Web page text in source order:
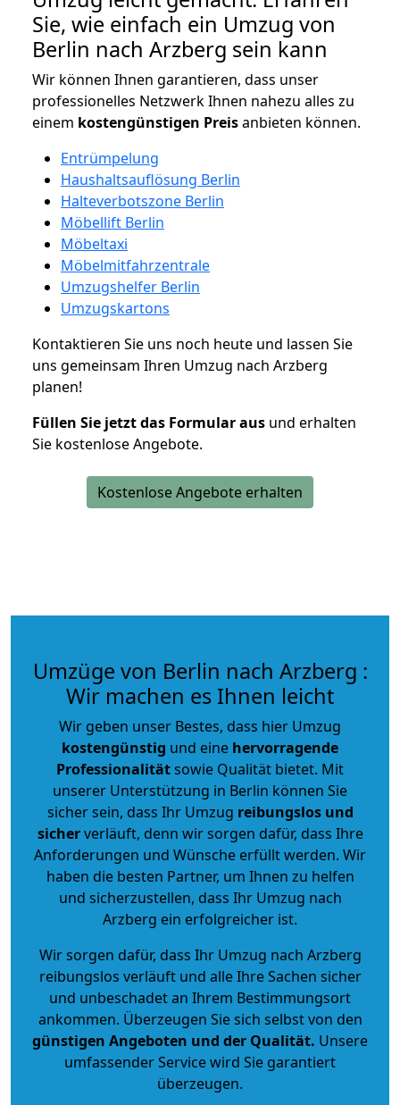
Sie, wie einfach ein Umzug von
Berlin nach Arzberg sein kann
Wir können Ihnen garantieren, dass unser
professionelles Netzwerk Ihnen nahezu alles zu
einem kostengünstigen Preisanbieten können.
Entrümpelung
Haushaltsauflösung Berlin
Halteverbotszone Berlin
Möbellift Berlin
Möbeltaxi
Möbelmitfahrzentrale
Umzugshelfer Berlin
Umzugskartons
Kontaktieren Sie uns noch heute und lassen Sie
uns gemeinsam Ihren Umzug nach Arzberg
planen!
Füllen Sie jetzt das Formular aus und erhalten
Sie kostenlose Angebote.
Kostenlose Angebote erhalten
Umzüge von Berlin nach Arzberg :
Wir machen es Ihnen leicht
Wir geben unser Bestes, dass hier Umzug
kostengünstig und eine hervorragende
Professionalitätsowie Qualität bietet. Mit
unserer Unterstützung in Berlin können Sie
sicher sein, dass Ihr Umzug reibungslos und
sicherverläuft, denn wir sorgen dafür, dass Ihre
Anforderungen und Wünsche erfüllt werden. Wir
haben die besten Partner, um Ihnen zu helfen
und sicherzustellen, dass Ihr Umzug nach
Arzberg ein erfolgreicher ist.
Wir sorgen dafür, dass Ihr Umzug nach Arzberg
reibungslos verläuft und alle Ihre Sachen sicher
und unbeschadet an Ihrem Bestimmungsort
ankommen. Überzeugen Sie sich selbst von den
günstigen Angeboten und der Qualität. Unsere
umfassender Service wird Sie garantiert
überzeugen.